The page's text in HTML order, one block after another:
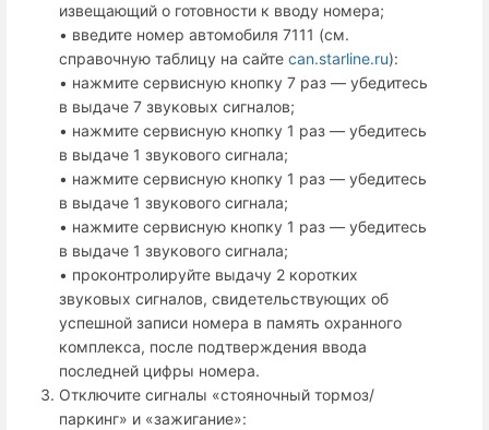
извещающий о готовности к вводу номера;
• введите номер автомобиля 7111 (см.
справочную таблицу на сайте can.starline.ru):
• нажмите сервисную кнопку 7 раз — убедитесь
в выдаче 7 звуковых сигналов;
• нажмите сервисную кнопку 1 раз — убедитесь
в выдаче 1 звукового сигнала;
• нажмите сервисную кнопку 1 раз — убедитесь
в выдаче 1 звукового сигнала;
• нажмите сервисную кнопку 1 раз — убедитесь
в выдаче 1 звукового сигнала;
• проконтролируйте выдачу 2 коротких
звуковых сигналов, свидетельствующих об
успешной записи номера в память охранного
комплекса, после подтверждения ввода
последней цифры номера.
Отключите сигналы «стояночный тормоз/
паркинг» и «зажигание»: